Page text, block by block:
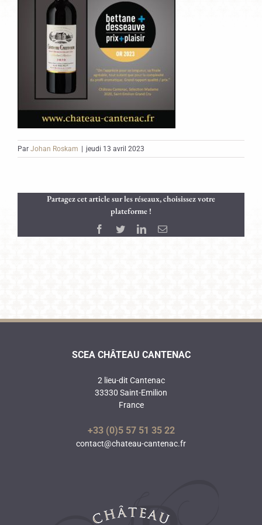
Par Johan Roskam jeudi 13 avril 2023
Partagez cet article sur les réseaux, choisissez votre
plateforme !
Facebook
TwitterLinkedInEmail
SCEA CHÂTEAU CANTENAC
2 lieu-dit Cantenac
33330 Saint-Emilion
France
+33 (0)5 57 51 35 22
contact@chateau-cantenac.fr